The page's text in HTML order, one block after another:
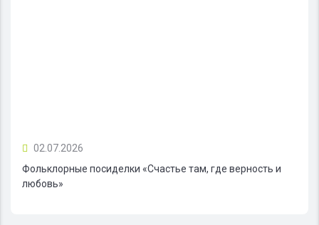
02.07.2026
Фольклорные посиделки «Счастье там, где верность и
любовь»